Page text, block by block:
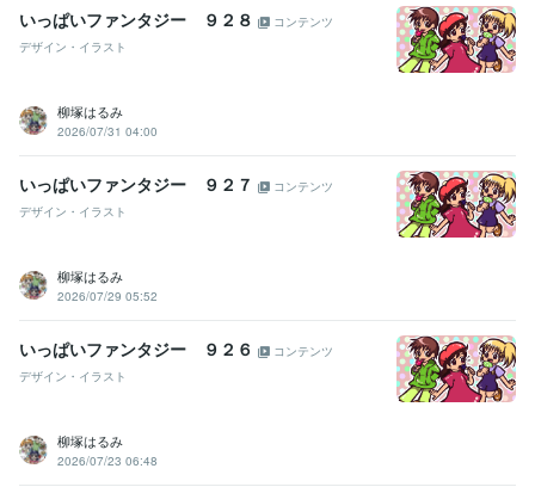
いっぱいファンタジー ９２８
コンテンツ
デザイン・イラスト
柳塚はるみ
2026/07/31 04:00
いっぱいファンタジー ９２７
コンテンツ
デザイン・イラスト
柳塚はるみ
2026/07/29 05:52
いっぱいファンタジー ９２６
コンテンツ
デザイン・イラスト
柳塚はるみ
2026/07/23 06:48